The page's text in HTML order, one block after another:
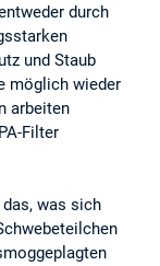
durch
und Staub
möglich wieder
arbeiten
Filter
was sich